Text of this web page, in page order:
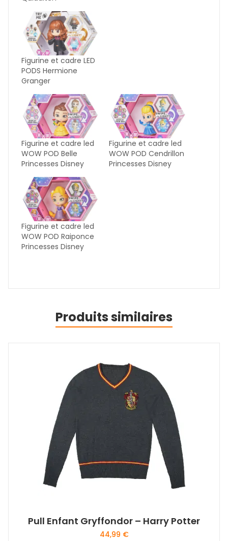
Figurine et cadre LED
PODS Hermione
Granger
Figurine et cadre led
WOW POD Belle
Princesses Disney
Figurine et cadre led
WOW POD Cendrillon
Princesses Disney
Figurine et cadre led
WOW POD Raiponce
Princesses Disney
Produits similaires
Pull Enfant Gryffondor – Harry Potter
44,99 €